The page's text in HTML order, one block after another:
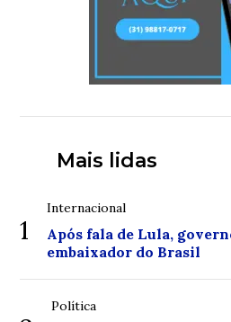
Mais lidas
1
Internacional
Após fala de Lula,
embaixador do Brasil
Política